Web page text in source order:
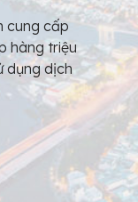
cung cấp
hàng triệu
dụng dịch